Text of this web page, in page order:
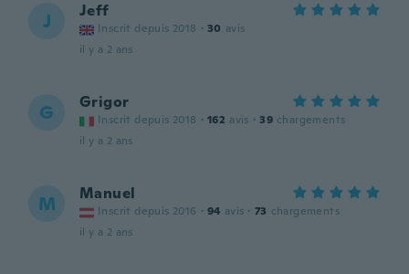
J Jeff
Inscrit depuis 2018 · 30 avis
il y a 2 ans
G Grigor
Inscrit depuis 2018 · 162 avis · 39 chargements
il y a 2 ans
M Manuel
Inscrit depuis 2016 · 94 avis · 73 chargements
il y a 2 ans